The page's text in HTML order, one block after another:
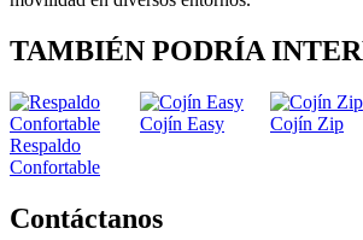
TAMBIÉN PODRÍA
Respaldo
Confortable
Cojín Easy
Cojín Zip
Contáctanos